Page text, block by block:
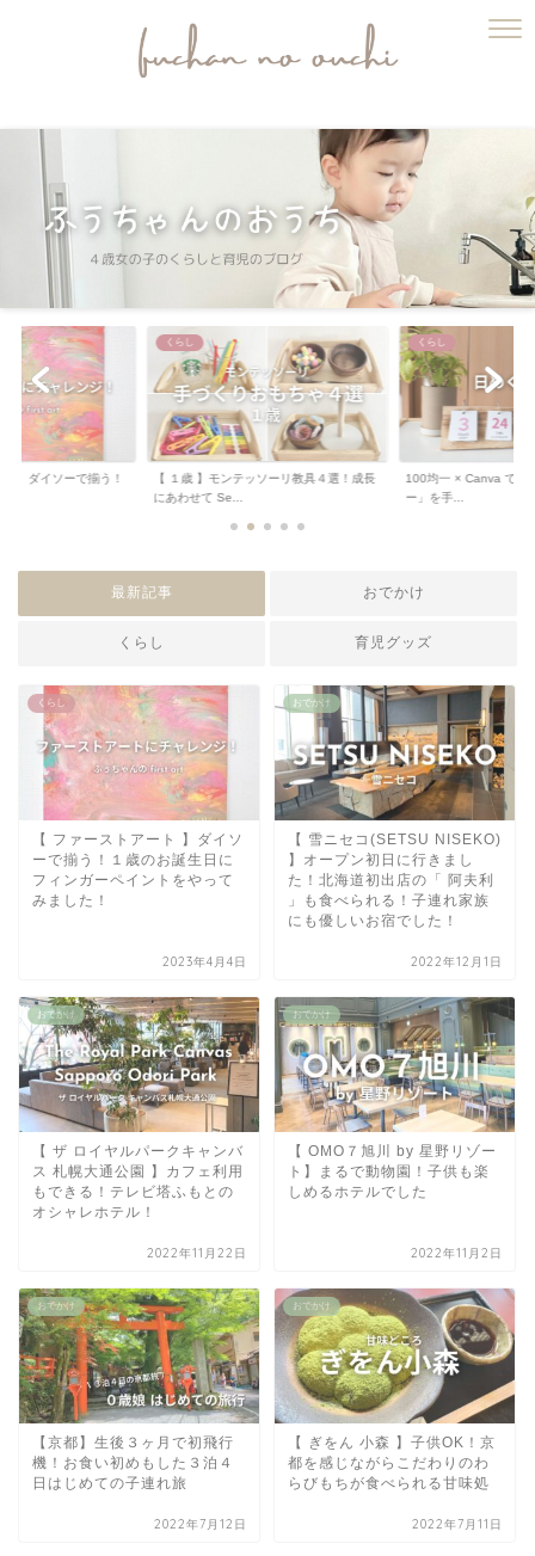
】ダイソーで揃う！
くらし
【 １歳 】モンテッソーリ教具４選！成長
にあわせて Se...
くらし
100均一 × Canva で「
ー」を手...
最新記事 おでかけ
くらし 育児グッズ
くらし
【 ファーストアート 】ダイソ
ーで揃う！１歳のお誕生日に
フィンガーペイントをやって
みました！
2023年4月4日
おでかけ
【 雪ニセコ(SETSU NISEKO)
】オープン初日に行きまし
た！北海道初出店の「 阿夫利
」も食べられる！子連れ家族
にも優しいお宿でした！
2022年12月1日
おでかけ
【 ザ ロイヤルパークキャンバ
ス 札幌大通公園 】カフェ利用
もできる！テレビ塔ふもとの
オシャレホテル！
2022年11月22日
おでかけ
【 OMO７旭川 by 星野リゾー
ト】まるで動物園！子供も楽
しめるホテルでした
2022年11月2日
おでかけ
【京都】生後３ヶ月で初飛行
機！お食い初めもした３泊４
日はじめての子連れ旅
2022年7月12日
おでかけ
【 ぎをん 小森 】子供OK！京
都を感じながらこだわりのわ
らびもちが食べられる甘味処
2022年7月11日